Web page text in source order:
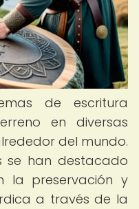
de escritura
en diversas
del mundo.
se han destacado
la preservación y
a través de la